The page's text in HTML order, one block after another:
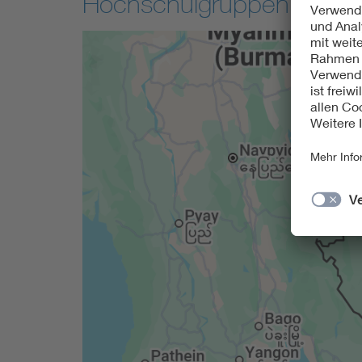
Interessensbereich